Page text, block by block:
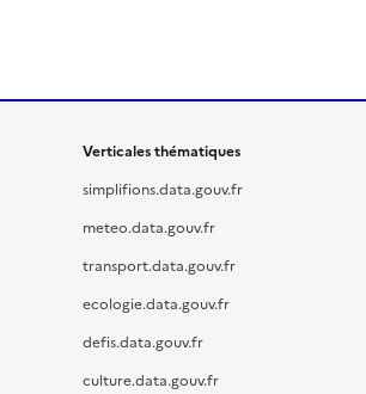
Verticales thématiques
simplifions.data.gouv.fr
meteo.data.gouv.fr
transport.data.gouv.fr
ecologie.data.gouv.fr
defis.data.gouv.fr
culture.data.gouv.fr